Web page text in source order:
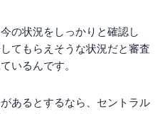
の状況をしっかりと確認し
てもらえそうな状況だと審査
いるんです。
あるとするなら、セントラル